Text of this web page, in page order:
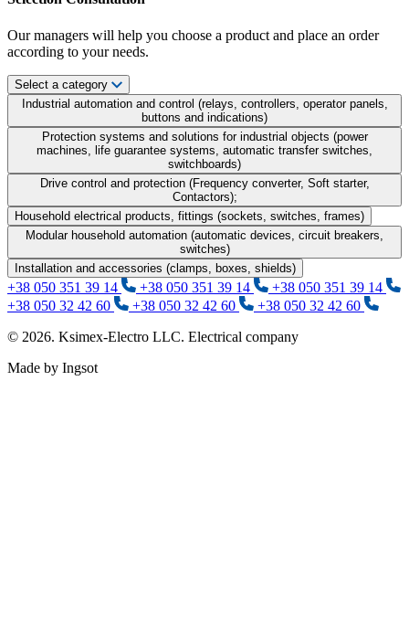
Our managers will help you choose a product and place an order
according to your needs.
Select a category
Industrial automation and control (relays, controllers, operator panels,
buttons and indications)
Protection systems and solutions for industrial objects (power
machines, life guarantee systems, automatic transfer switches,
switchboards)
Drive control and protection (Frequency converter, Soft starter,
Contactors);
Household electrical products, fittings (sockets, switches, frames)
Modular household automation (automatic devices, circuit breakers,
switches)
Installation and accessories (clamps, boxes, shields)
+38 050 351 39 14 +38 050 351 39 14
+38 050 351 39 14
+38 050 32 42 60
+38 050 32 42 60
+38 050 32 42 60
© 2026. Ksimex-Electro LLC. Electrical company
Made by Ingsot